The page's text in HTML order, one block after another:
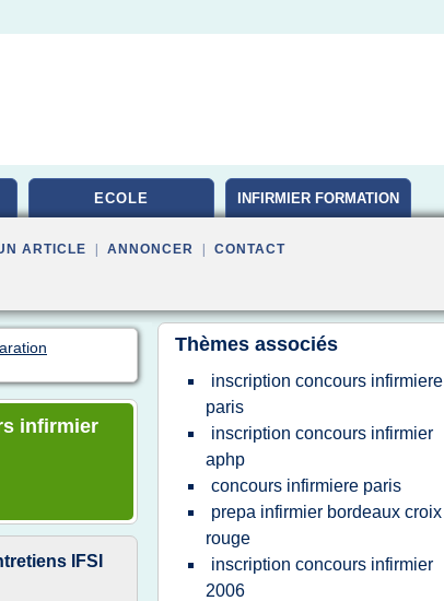
ECOLE INFIRMIER FORMATION
ARTICLE ANNONCER CONTACT
infirmier
IFSI
Thèmes associés
inscription concours infirmiere
paris
inscription concours infirmier
aphp
concours infirmiere paris
prepa infirmier bordeaux croix
rouge
inscription concours infirmier
2006